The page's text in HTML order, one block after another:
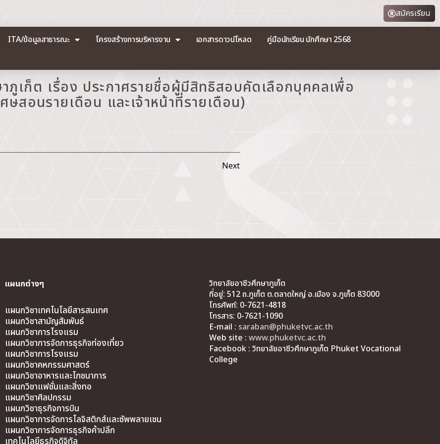
สมัครเรียน
ITA/ข้อมูลสาธารณะ โครงสร้างการบริหารงาน เอกสารดาวน์โหลด
คู่มือนักเรียน นักศึกษา 2568
ภูเก็ต เรื่อง ประกาศรายชื่อผู้มีสิทธิสอบคัดเลือกบุคคลเพื่อ
ษสอนรายเดือน และเจ้าหน้าที่รายเดือน)
Next
แผนกต่างๆ
แผนกวิชาเทคโนโลยีสารสนเทศ
แผนกวิชาสามัญสัมพันธ์
แผนกวิชาการโรงแรม
แผนกวิชาการจัดการธุรกิจท่องเที่ยว
แผนกวิชาการโรงแรม
แผนกวิชาคหกรรมศาสตร์
แผนกวิชาอาหารและโภชนาการ
แผนกวิชาแฟชั่นและสิ่งทอ
แผนกวิชาศิลปกรรม
แผนกวิชาธุรกิจการบิน
แผนกวิชาการจัดการโลจิสติกส์และซัพพลายเชน
แผนกวิชาการจัดการธุรกิจค้าปลีก
เทคโนโลยีธุรกิจดิจิทัล
วิทยาลัยอาชีวศึกษาภูเก็ต
ที่อยู่: 512 ถ.ภูเก็ต ต.ตลาดใหญ่ อ.เมือง จ.ภูเก็ต 83000
โทรศัพท์: 0-7621-4818
โทรสาร: 0-7621-1090
E-mail : saraban@phuketvc.ac.th
Web site :www.phuketvc.ac.th
Facebook : วิทยาลัยอาชีวศึกษาภูเก็ต Phuket Vocational
College